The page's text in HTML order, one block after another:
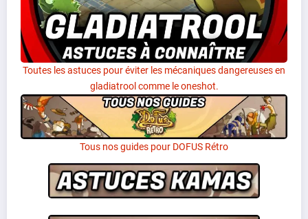
Toutes les astuces pour éviter les mécaniques dangereuses en
gladiatrool comme le oneshot.
Tous nos guides pour DOFUS Rétro